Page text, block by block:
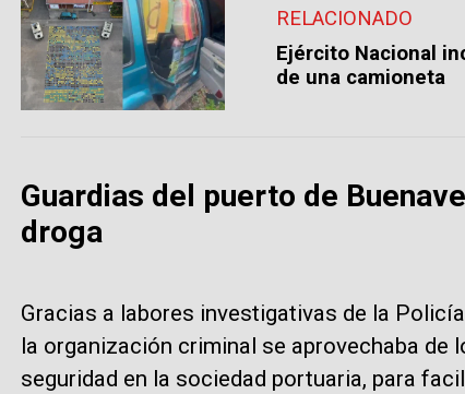
RELACIONADO
Ejército Nacional
de una camioneta
Guardias del puerto de
droga
Gracias a labores investigativas de la
la organización criminal se aprovechaba de
seguridad en la sociedad portuaria, para